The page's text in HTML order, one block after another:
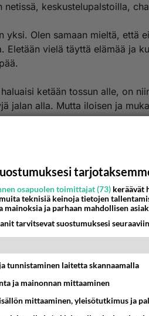
netissä, keskustelupalstoilla,
yksi. Olen samaan mieltä, että
Eletään vielä täyttä elämää ja
ketään tossun alle, on
jalan alla. Mutta iloisen ja
sitten vaan kohtaa sen
lähetyspiiriin
syli
osapuolen toimittajat (73) keräävät
teknisiä keinoja tietojen
ja parhaan mahdollisen
tarvitsevat suostumuksesi
tunnistaminen laitetta skannaamalla
ja mainonnan mittaaminen
mittaaminen, yleisötutkimus ja